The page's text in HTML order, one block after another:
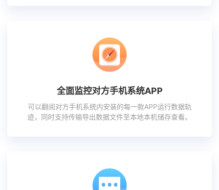
全面监控对方手机系统APP
可以翻阅对方手机系统内安装的每一款APP运行数据轨
迹，同时支持传输导出数据文件至本地本机储存查看。